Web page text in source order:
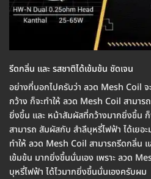
รีดกลิ่น และ รสชาติได้เข้มข้น ชัดเจน
อย่างที่บอกไปครับว่า ลวด Mesh Coil
กว้าง ก็จะทำให้ ลวด Mesh Coil สามารถ
ยิ่งขึ้น และ หน้าสัมผัสที่กว้างมากยิ่งขึ้น
สามารถ สัมผัสกับ สำลีบุหรี่ไฟฟ้า ได้เยอ
ทำให้ ลวด Mesh Coil สามารถรีดกลิ่น
เข้มข้น มากยิ่งขึ้นนั่นเอง เพราะ ลวด
บุหรี่ไฟฟ้า ได้ไวมากยิ่งขึ้นนั่นเองครับผม